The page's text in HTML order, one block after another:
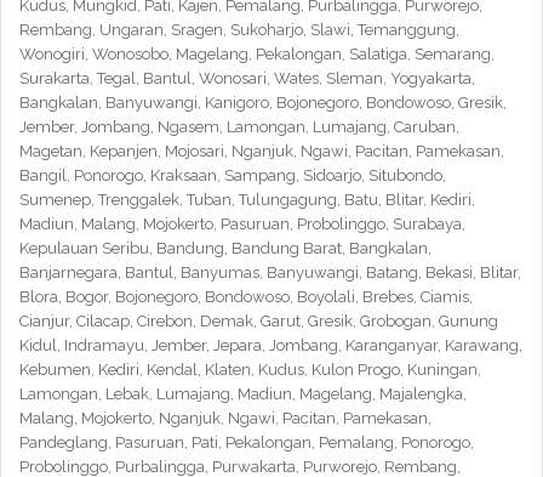
Kudus, Mungkid, Pati, Kajen, Pemalang, Purbalingga, Purworejo,
Rembang, Ungaran, Sragen, Sukoharjo, Slawi, Temanggung,
Wonogiri, Wonosobo, Magelang, Pekalongan, Salatiga, Semarang,
Surakarta, Tegal, Bantul, Wonosari, Wates, Sleman, Yogyakarta,
Bangkalan, Banyuwangi, Kanigoro, Bojonegoro, Bondowoso, Gresik,
Jember, Jombang, Ngasem, Lamongan, Lumajang, Caruban,
Magetan, Kepanjen, Mojosari, Nganjuk, Ngawi, Pacitan, Pamekasan,
Bangil, Ponorogo, Kraksaan, Sampang, Sidoarjo, Situbondo,
Sumenep, Trenggalek, Tuban, Tulungagung, Batu, Blitar, Kediri,
Madiun, Malang, Mojokerto, Pasuruan, Probolinggo, Surabaya,
Kepulauan Seribu, Bandung, Bandung Barat, Bangkalan,
Banjarnegara, Bantul, Banyumas, Banyuwangi, Batang, Bekasi, Blitar,
Blora, Bogor, Bojonegoro, Bondowoso, Boyolali, Brebes, Ciamis,
Cianjur, Cilacap, Cirebon, Demak, Garut, Gresik, Grobogan, Gunung
Kidul, Indramayu, Jember, Jepara, Jombang, Karanganyar, Karawang,
Kebumen, Kediri, Kendal, Klaten, Kudus, Kulon Progo, Kuningan,
Lamongan, Lebak, Lumajang, Madiun, Magelang, Majalengka,
Malang, Mojokerto, Nganjuk, Ngawi, Pacitan, Pamekasan,
Pandeglang, Pasuruan, Pati, Pekalongan, Pemalang, Ponorogo,
Probolinggo, Purbalingga, Purwakarta, Purworejo, Rembang,